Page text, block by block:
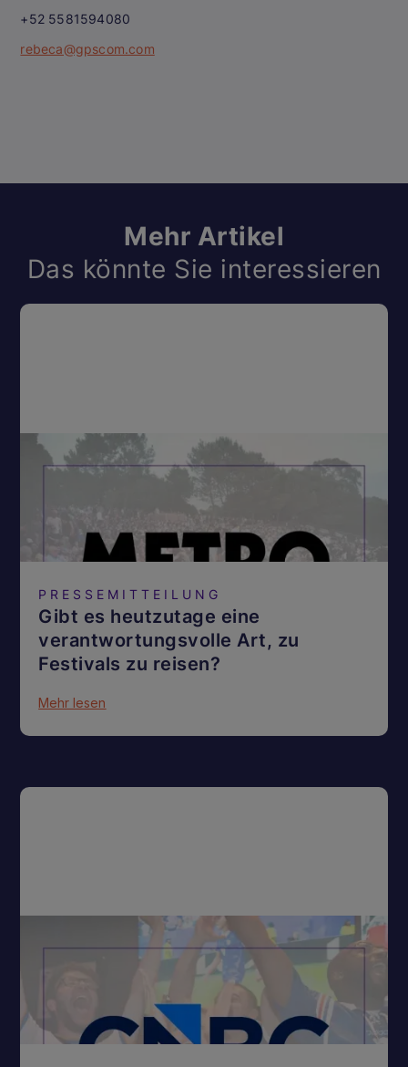
+52 5581594080
rebeca@gpscom.com
Mehr Artikel
Das könnte Sie interessieren
PRESSEMITTEILUNG
Gibt es heutzutage eine
verantwortungsvolle Art, zu
Festivals zu reisen?
Mehr lesen